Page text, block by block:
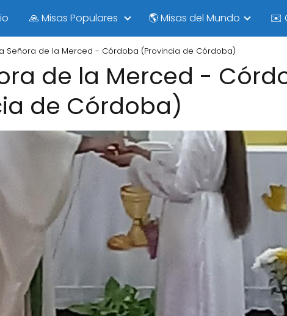
🙏 Misas Populares 🌎 Misas del Mundo ✉️
Señora de la Merced - Córdoba (Provincia de Córdoba)
de la Merced -
de Córdoba)